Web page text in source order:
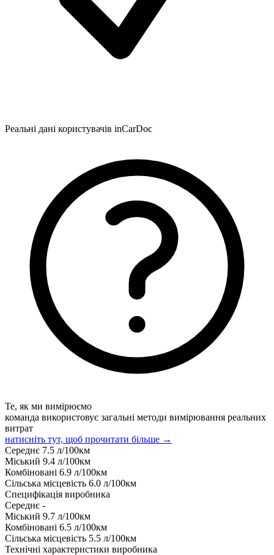
Реальні дані користувачів inCarDoc
Те, як ми вимірюємо
команда використовує загальні методи вимірювання реальних
витрат
натисніть тут, щоб прочитати більше →
Середнє 7.5 л/100км
Міський 9.4 л/100км
Комбіновані 6.9 л/100км
Сільська місцевість 6.0 л/100км
Специфікація виробника
Середнє -
Міський 9.7 л/100км
Комбіновані 6.5 л/100км
Сільська місцевість 5.5 л/100км
Технічні характеристики виробника